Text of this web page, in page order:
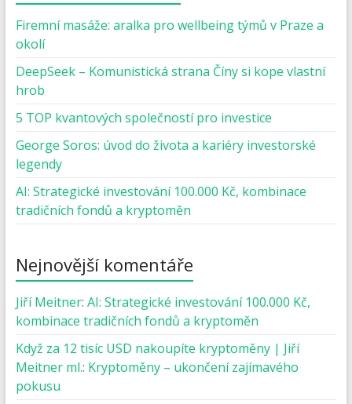
Firemní masáže: aralka pro wellbeing týmů v Praze a
okolí
DeepSeek – Komunistická strana Číny si kope vlastní
hrob
5 TOP kvantových společností pro investice
George Soros: úvod do života a kariéry investorské
legendy
AI: Strategické investování 100.000 Kč, kombinace
tradičních fondů a kryptoměn
Nejnovější komentáře
Jiří Meitner: AI: Strategické investování 100.000 Kč,
kombinace tradičních fondů a kryptoměn
Když za 12 tisíc USD nakoupíte kryptoměny | Jiří
Meitner ml.: Kryptoměny – ukončení zajímavého
pokusu